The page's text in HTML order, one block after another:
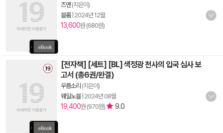
즈옌 (지은이)
블룸| 2024년 12월
13,600원 (680원)
[전자책] [세트] [BL] 색정광 천사의 입국 심사 보
고서 (총6권/완결)
우름소리 (지은이)
웨일노블| 2024년 08월
19,400원 (970원) 9.0